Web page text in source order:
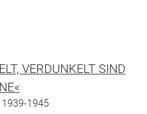
VERDUNKELT SIND
1945